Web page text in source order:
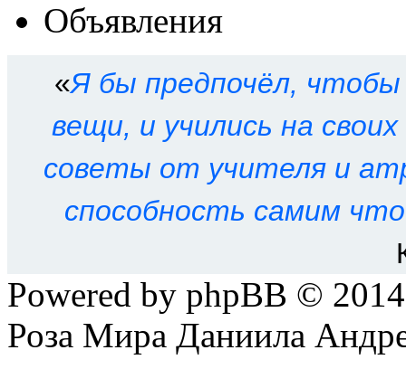
Сейчас этот форум
зарегистрированных
Права доступа к
Выне можетеначинать
не можетеотвечать
Выне можетеудалять
Выне можетедобавлять
Объявления
«Я бы предпочёл,
вещи, и учились на
советы от учителя и
способность самим
Powered by phpBB ©
Роза Мира Даниила